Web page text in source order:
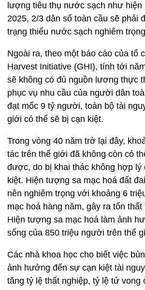
lượng tiêu thụ nước sạch như hiện
2025, 2/3 dân số toàn cầu sẽ phải
trạng thiếu nước sạch nghiêm
Ngoài ra, theo một báo cáo của tổ
Harvest Initiative (GHI), tính tới
sẽ không có đủ nguồn lương thực
phục vụ nhu cầu của người dân
đạt mốc 9 tỷ người, toàn bộ tài
giới có thể sẽ bị cạn kiệt.
Trong vòng 40 năm trở lại đây,
tác trên thế giới đã không còn có
được, do bị khai thác không hợp lý
kiệt. Hiện tượng sa mạc hoá đất
nên nghiêm trọng với khoảng 6
mạc hoá hàng năm, gây ra tổn thất
Hiện tượng sa mạc hoá làm ảnh
sống của 850 triệu người trên thế
Các nhà khoa học cho biết việc
ảnh hưởng đến sự cạn kiệt tài
tăng tỷ lệ thất nghiệp, tỷ lệ tử vong